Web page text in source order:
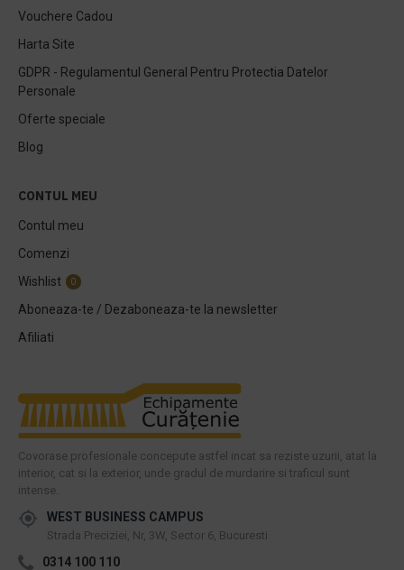
Vouchere Cadou
Harta Site
GDPR - Regulamentul General Pentru Protectia Datelor
Personale
Oferte speciale
Blog
CONTUL MEU
Contul meu
Comenzi
Wishlist
0
Aboneaza-te / Dezaboneaza-te la newsletter
Afiliati
Covorase profesionale concepute astfel incat sa reziste uzurii, atat la
interior, cat si la exterior, unde gradul de murdarire si traficul sunt
intense.
WEST BUSINESS CAMPUS
Strada Preciziei, Nr, 3W, Sector 6, Bucuresti
0314 100 110